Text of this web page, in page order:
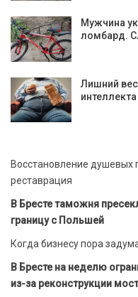
Мужчина
ломбард.
Лишний
Восстановление душевых
реставрация
В Бресте таможня
границу с Польшей
Когда бизнесу пора
В Бресте на неделю
из-за реконструкции